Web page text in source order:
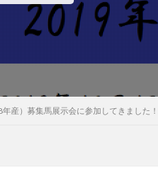
産）募集馬展示会に参加してきました